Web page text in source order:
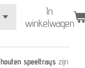
In
winkelwagen
houten speeltrays zijn